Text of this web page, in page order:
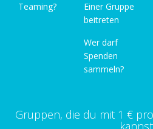
Teaming?
Einer Gruppe
beitreten
Wer darf
Spenden
sammeln?
Gruppen, die du mit 1 €
kannst